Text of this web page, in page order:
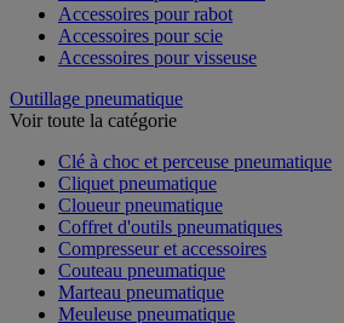
Accessoires pour rabot
Accessoires pour scie
Accessoires pour visseuse
Outillage pneumatique
Voir toute la catégorie
Clé à choc et perceuse pneumatique
Cliquet pneumatique
Cloueur pneumatique
Coffret d'outils pneumatiques
Compresseur et accessoires
Couteau pneumatique
Marteau pneumatique
Meuleuse pneumatique